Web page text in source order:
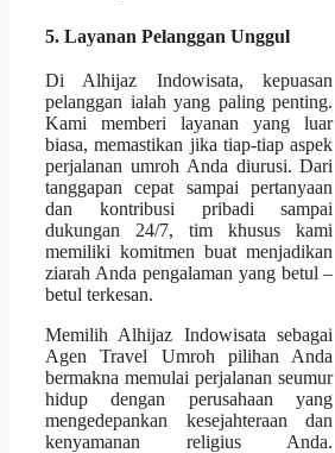
5. Layanan Pelanggan Unggul
Di Alhijaz Indowisata, kepuasan
pelanggan ialah yang paling penting.
Kami memberi layanan yang luar
biasa, memastikan jika tiap-tiap aspek
perjalanan umroh Anda diurusi. Dari
tanggapan cepat sampai pertanyaan
dan kontribusi pribadi sampai
dukungan 24/7, tim khusus kami
memiliki komitmen buat menjadikan
ziarah Anda pengalaman yang betul –
betul terkesan.
Memilih Alhijaz Indowisata sebagai
Agen Travel Umroh pilihan Anda
bermakna memulai perjalanan seumur
hidup dengan perusahaan yang
mengedepankan kesejahteraan dan
kenyamanan religius Anda.